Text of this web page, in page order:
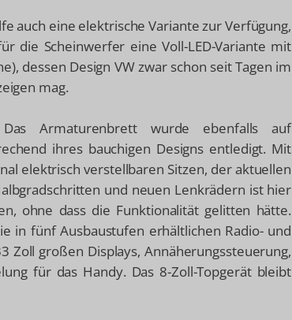
auch eine elektrische Variante zur Verfügung,
die Scheinwerfer eine Voll-LED-Variante mit
dessen Design VW zwar schon seit Tagen im
mag.
Armaturenbrett wurde ebenfalls auf
ihres bauchigen Designs entledigt. Mit
elektrisch verstellbaren Sitzen, der aktuellen
und neuen Lenkrädern ist hier
ohne dass die Funktionalität gelitten hätte.
in fünf Ausbaustufen erhältlichen Radio- und
Zoll großen Displays, Annäherungssteuerung,
für das Handy. Das 8-Zoll-Topgerät bleibt